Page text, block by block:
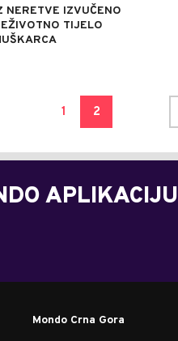
NERETVE IZVUČENO
TIJELO
1 2
APLIKACIJU
Mondo Crna Gora